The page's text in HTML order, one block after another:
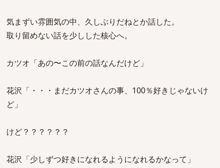
気まずい雰囲気の中、久しぶりだねとか話した。
取り留めない話を少しした核心へ。
カツオ「あの〜この前の話なんだけど」
花沢「・・・まだカツオさんの事、100％好きじゃないけ
ど」
けど？？？？？？
花沢「少しずつ好きになれるようになれるかなって」